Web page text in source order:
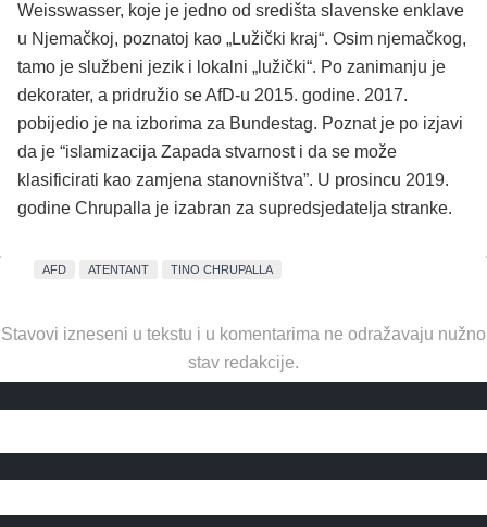
Weisswasser, koje je jedno od središta slavenske enklave
u Njemačkoj, poznatoj kao „Lužički kraj“. Osim njemačkog,
tamo je službeni jezik i lokalni „lužički“. Po zanimanju je
dekorater, a pridružio se AfD-u 2015. godine. 2017.
pobijedio je na izborima za Bundestag. Poznat je po izjavi
da je “islamizacija Zapada stvarnost i da se može
klasificirati kao zamjena stanovništva”. U prosincu 2019.
godine Chrupalla je izabran za supredsjedatelja stranke.
AFD ATENTANT TINO CHRUPALLA
Stavovi izneseni u tekstu i u komentarima ne odražavaju nužno
stav redakcije.